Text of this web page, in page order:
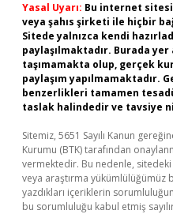
Yasal Uyarı: Bu internet
veya şahıs şirketi ile hiçbir
Sitede yalnızca kendi
paylaşılmaktadır. Burada
taşımamakta olup, gerçek
paylaşım yapılmamaktadır.
benzerlikleri tamamen
taslak halindedir ve tavsiye
Sitemiz, 5651 Sayılı Kanun
Kurumu (BTK) tarafından
vermektedir. Bu nedenle,
veya araştırma yükümlülüğümüz
yazdıkları içeriklerin
bu sorumluluğu kabul etmiş